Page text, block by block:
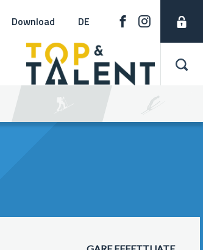
Download DE